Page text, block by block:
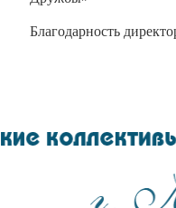
Благодарность